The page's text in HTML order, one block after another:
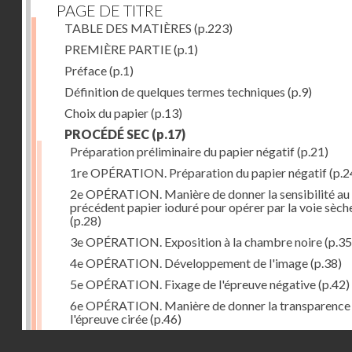
PAGE DE TITRE
TABLE DES MATIÈRES (p.223)
PREMIÈRE PARTIE(p.1)
Préface(p.1)
Définition de quelques termes techniques (p.9)
Choix du papier(p.13)
PROCÉDÉ SEC (p.17)
Préparation préliminaire du papier négatif(p.21)
1re OPÉRATION. Préparation du papier négatif
2e OPÉRATION. Manière de donner la sensibilité au
précédent papier ioduré pour opérer par la voie
(p.28)
3e OPÉRATION. Exposition à la chambre noire
4e OPÉRATION. Développement de l'image(p.38)
5e OPÉRATION. Fixage de l'épreuve négative(p.42)
6e OPÉRATION. Manière de donner la transparence
l'épreuve cirée(p.46)